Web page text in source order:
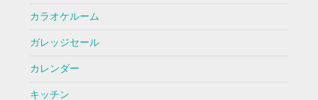
カラオケルーム
ガレッジセール
カレンダー
キッチン